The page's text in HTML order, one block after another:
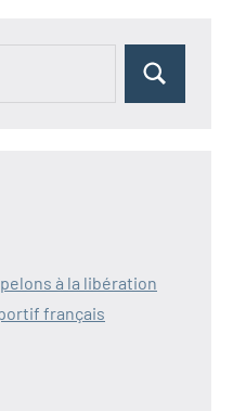
Rechercher
à la libération
français